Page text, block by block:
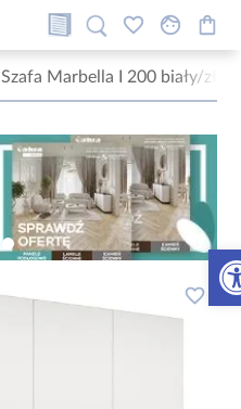
Szafa Marbella I 200 biały/